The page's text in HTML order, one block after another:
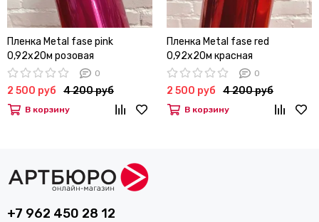
Пленка Metal fase pink
0,92х20м розовая
хромированная
0
2 500 руб 4 200 руб
В корзину
Пленка Metal fase red
0,92х20м красная
хромированная
0
2 500 руб 4 200 руб
В корзину
+7 962 450 28 12